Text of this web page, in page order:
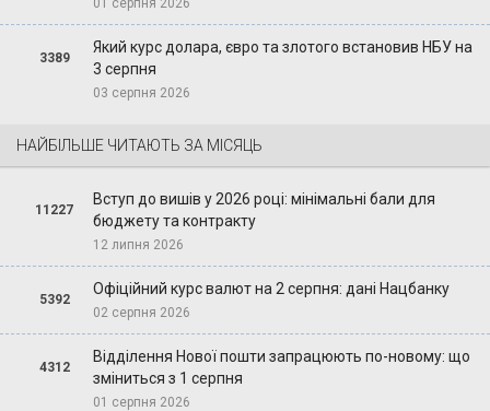
3389
Який курс долара, євро та злотого встановив НБУ на
3 серпня
03 серпня 2026
НАЙБІЛЬШЕ ЧИТАЮТЬ ЗА МІСЯЦЬ
11227
Вступ до вишів у 2026 році: мінімальні бали для
бюджету та контракту
12 липня 2026
5392
Офіційний курс валют на 2 серпня: дані Нацбанку
02 серпня 2026
4312
Відділення Нової пошти запрацюють по-новому: що
зміниться з 1 серпня
01 серпня 2026